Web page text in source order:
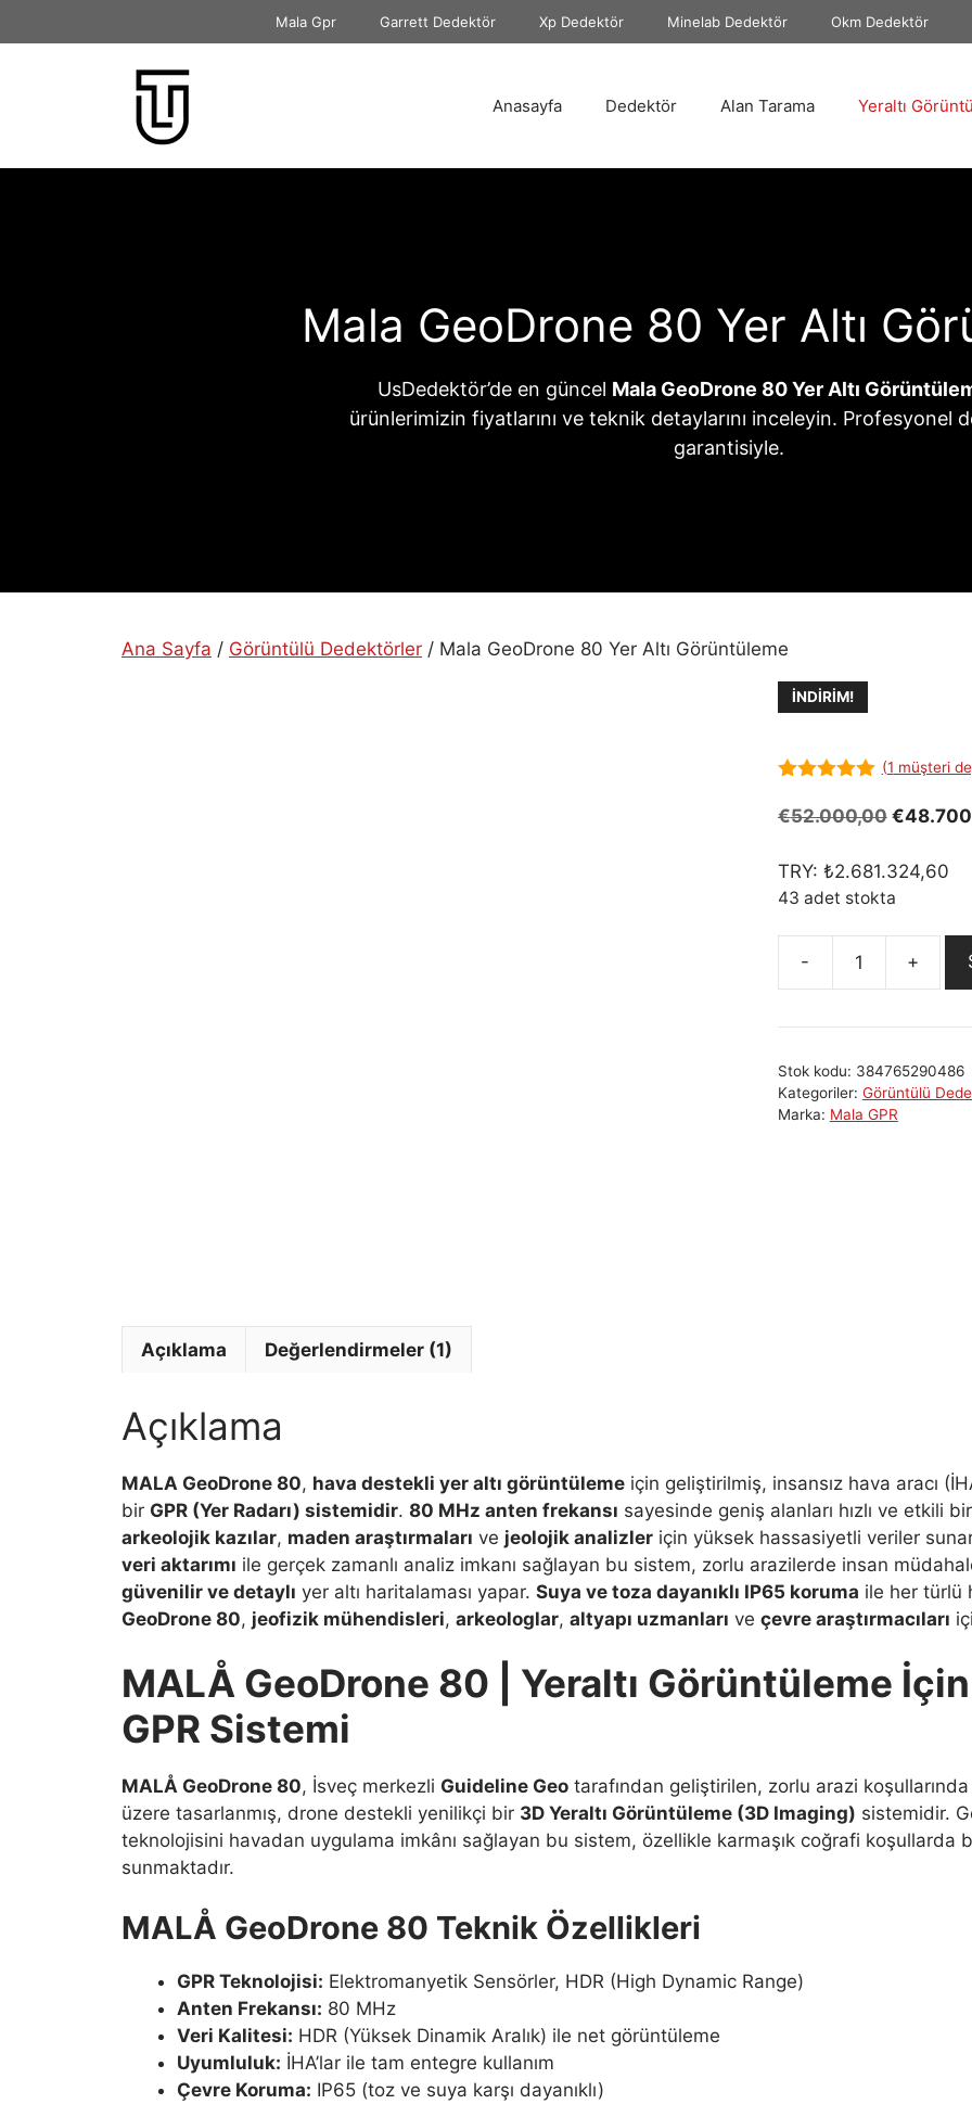
atla
Mala Gpr Garrett Dedektör Xp Dedektör Minelab Dedektör Okm Dedektör
Anasayfa Dedektör Alan Tarama Yeraltı
Mala GeoDrone 80 Yer Altı
UsDedektör’de en güncel Mala GeoDrone 80 Yer Altı
ürünlerimizin fiyatlarını ve teknik detaylarını inceleyin. Profesyonel
garantisiyle.
Ana Sayfa / Görüntülü Dedektörler / Mala GeoDrone 80 Yer Altı Görüntüleme
İNDIRIM!
5
(1 müşteri
€52.000,00 Orijinal
€
TRY: ₺2.681.324,60
43 adet stokta
80
Altı
Görüntüleme
Stok kodu: 384765290486
Kategoriler: Görüntülü
Marka: Mala GPR
Açıklama Değerlendirmeler (1)
Açıklama
MALA GeoDrone 80, hava destekli yer altı görüntüleme için geliştirilmiş, insansız hava aracı
bir GPR (Yer Radarı) sistemidir. 80 MHz anten frekansı sayesinde geniş alanları hızlı ve etkili
arkeolojik kazılar, maden araştırmaları ve jeolojik analizler için yüksek hassasiyetli veriler
veri aktarımı ile gerçek zamanlı analiz imkanı sağlayan bu sistem, zorlu arazilerde insan
güvenilir ve detaylı yer altı haritalaması yapar. Suya ve toza dayanıklı IP65 koruma ile her türlü
GeoDrone 80, jeofizik mühendisleri, arkeologlar, altyapı uzmanları ve çevre araştırmacıları
MALÅ GeoDrone 80 | Yeraltı Görüntüleme
GPR Sistemi
MALÅ GeoDrone 80, İsveç merkezli Guideline Geo tarafından geliştirilen, zorlu arazi
üzere tasarlanmış, drone destekli yenilikçi bir 3D Yeraltı Görüntüleme (3D Imaging) sistemidir.
teknolojisini havadan uygulama imkânı sağlayan bu sistem, özellikle karmaşık coğrafi koşullarda
sunmaktadır.
MALÅ GeoDrone 80 Teknik Özellikleri
GPR Teknolojisi: Elektromanyetik Sensörler, HDR (High Dynamic Range)
Anten Frekansı: 80 MHz
Veri Kalitesi: HDR (Yüksek Dinamik Aralık) ile net görüntüleme
Uyumluluk: İHA’lar ile tam entegre kullanım
Çevre Koruma: IP65 (toz ve suya karşı dayanıklı)